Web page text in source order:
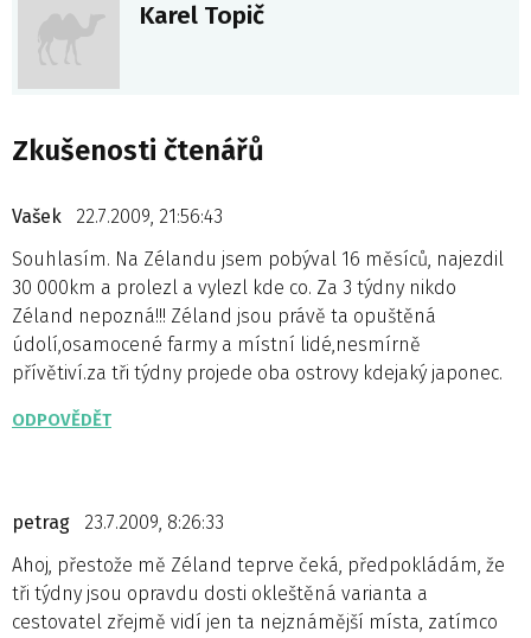
Karel Topič
Zkušenosti čtenářů
Vašek
22.7.2009, 21:56:43
Souhlasím. Na Zélandu jsem pobýval 16 měsíců, najezdil
30 000km a prolezl a vylezl kde co. Za 3 týdny nikdo
Zéland nepozná!!! Zéland jsou právě ta opuštěná
údolí,osamocené farmy a místní lidé,nesmírně
přívětiví.za tři týdny projede oba ostrovy kdejaký japonec.
ODPOVĚDĚT
petrag
23.7.2009, 8:26:33
Ahoj, přestože mě Zéland teprve čeká, předpokládám, že
tři týdny jsou opravdu dosti okleštěná varianta a
cestovatel zřejmě vidí jen ta nejznámější místa, zatímco